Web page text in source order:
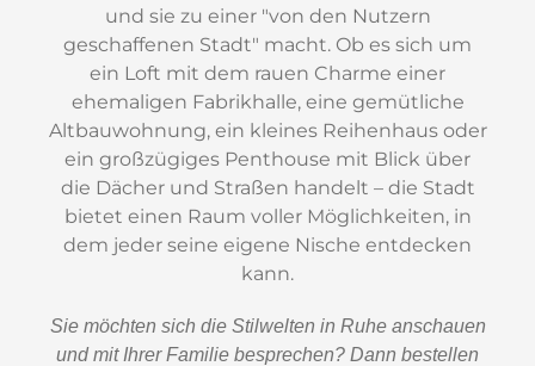
und sie zu einer "von den Nutzern
geschaffenen Stadt" macht. Ob es sich um
ein Loft mit dem rauen Charme einer
ehemaligen Fabrikhalle, eine gemütliche
Altbauwohnung, ein kleines Reihenhaus oder
ein großzügiges Penthouse mit Blick über
die Dächer und Straßen handelt – die Stadt
bietet einen Raum voller Möglichkeiten, in
dem jeder seine eigene Nische entdecken
kann.
Sie möchten sich die Stilwelten in Ruhe anschauen
und mit Ihrer Familie besprechen? Dann bestellen